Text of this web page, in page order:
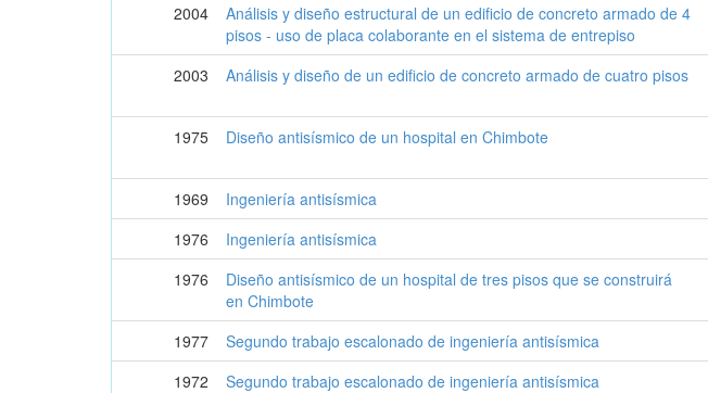
2004
Análisis y diseño estructural de un edificio de concreto armado de 4
pisos - uso de placa colaborante en el sistema de entrepiso
2003
Análisis y diseño de un edificio de concreto armado de cuatro pisos
1975
Diseño antisísmico de un hospital en Chimbote
1969
Ingeniería antisísmica
1976
Ingeniería antisísmica
1976
Diseño antisísmico de un hospital de tres pisos que se construirá
en Chimbote
1977 Segundo trabajo escalonado de ingeniería antisísmica
1972
Segundo trabajo escalonado de ingeniería antisísmica